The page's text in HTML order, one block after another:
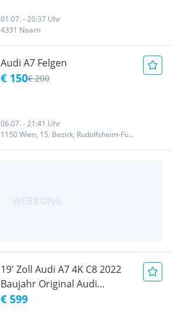
01.07. - 20:37 Uhr
4331 Naarn
Audi A7 Felgen
€ 150€ 200
06.07. - 21:41 Uhr
1150 Wien, 15. Bezirk, Rudolfsheim-Fünfhaus
19' Zoll Audi A7 4K C8 2022
Baujahr Original Audi
Alufelgen Audi A5 A6 A7 A8
€ 599